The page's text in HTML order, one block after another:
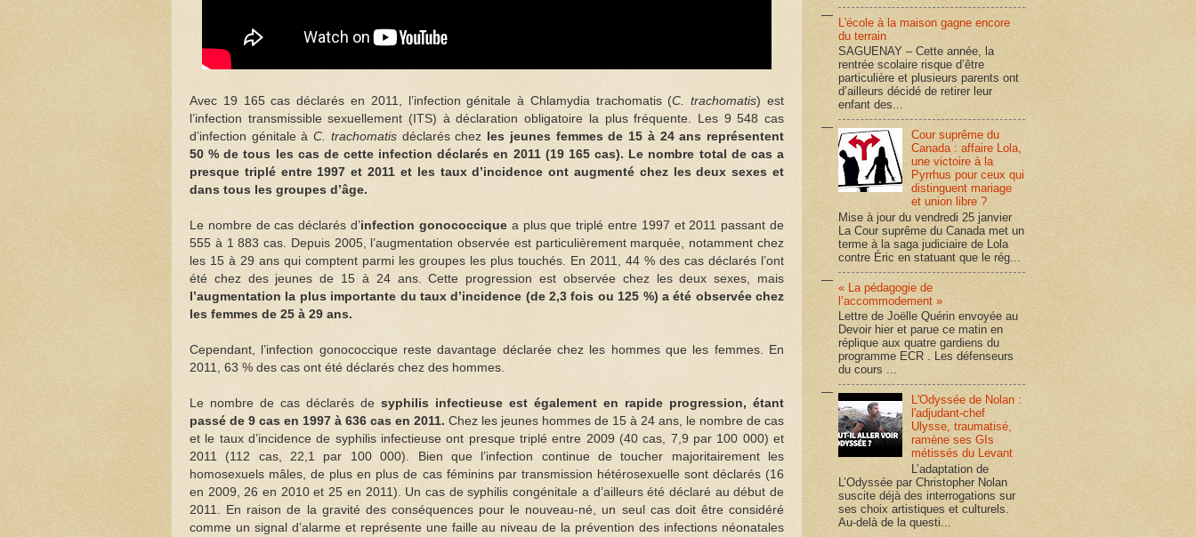
Avec 19 165 cas déclarés en 2011, l’infection génitale à Chlamydia trachomatis (C. trachomatis) est
l’infection transmissible sexuellement (ITS) à déclaration obligatoire la plus fréquente. Les 9 548 cas
d’infection génitale àC. trachomatisdéclarés chez
les jeunes femmes de 15 à 24 ans représentent
50 % de tous les cas de cette infection déclarés en 2011 (19 165 cas). Le nombre total de cas a
presque triplé entre 1997 et 2011 et les taux d’incidence ont augmenté chez les deux sexes et
dans tous les groupes d’âge.
Le nombre de cas déclarés d’infection gonococciquea plus que triplé entre 1997 et 2011 passant de
555 à 1 883 cas. Depuis 2005, l’augmentation observée est particulièrement marquée, notamment chez
les 15 à 29 ans qui comptent parmi les groupes les plus touchés. En 2011, 44 % des cas déclarés l’ont
été chez des jeunes de 15 à 24 ans. Cette progression est observée chez les deux sexes, mais
l’augmentation la plus importante du taux d’incidence (de 2,3 fois ou 125 %) a été observée chez
les femmes de 25 à 29 ans.
Cependant, l’infection gonococcique reste davantage déclarée chez les hommes que les femmes. En
2011, 63 % des cas ont été déclarés chez des hommes.
Le nombre de cas déclarés de syphilis infectieuse est également en rapide progression, étant
passé de 9 cas en 1997 à 636 cas en 2011. Chez les jeunes hommes de 15 à 24 ans, le nombre de cas
et le taux d’incidence de syphilis infectieuse ont presque triplé entre 2009 (40 cas, 7,9 par 100 000) et
2011 (112 cas, 22,1 par 100 000). Bien que l’infection continue de toucher majoritairement les
homosexuels mâles, de plus en plus de cas féminins par transmission hétérosexuelle sont déclarés (16
en 2009, 26 en 2010 et 25 en 2011). Un cas de syphilis congénitale a d’ailleurs été déclaré au début de
2011. En raison de la gravité des conséquences pour le nouveau-né, un seul cas doit être considéré
comme un signal d’alarme et représente une faille au niveau de la prévention des infections néonatales
L'école à la maison gagne encore
du terrain
SAGUENAY – Cette année, la
rentrée scolaire risque d’être
particulière et plusieurs parents ont
d’ailleurs décidé de retirer leur
enfant des...
Cour suprême du
Canada : affaire Lola,
une victoire à la
Pyrrhus pour ceux qui
distinguent mariage
et union libre ?
Mise à jour du vendredi 25 janvier
La Cour suprême du Canada met un
terme à la saga judiciaire de Lola
contre Éric en statuant que le rég...
« La pédagogie de
l’accommodement »
Lettre de Joëlle Quérin envoyée au
Devoir hier et parue ce matin en
réplique aux quatre gardiens du
programme ECR . Les défenseurs
du cours ...
L'Odyssée de Nolan :
l'adjudant-chef
Ulysse, traumatisé,
ramène ses GIs
métissés du Levant
L’adaptation de
L’Odyssée par Christopher Nolan
suscite déjà des interrogations sur
ses choix artistiques et culturels.
Au-delà de la questi...